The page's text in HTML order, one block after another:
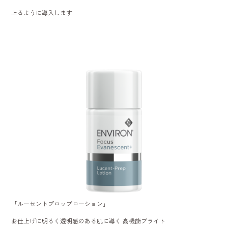
上るように導入します
「ルーセントプロップローション」
お仕上げに明るく透明感のある肌に導く 高機能ブライト